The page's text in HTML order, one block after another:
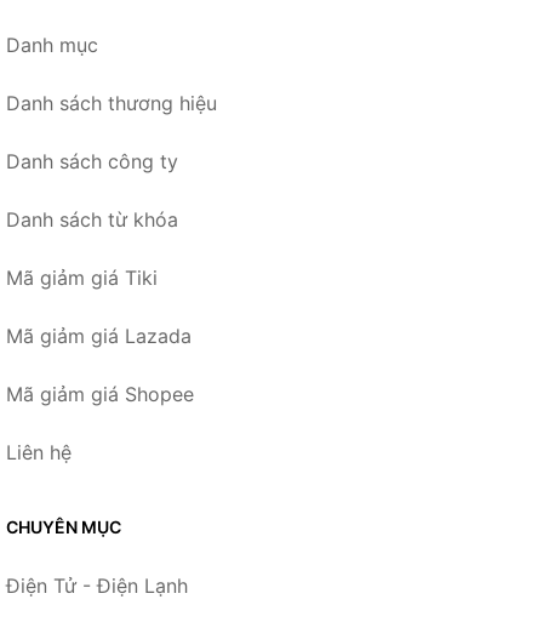
Danh mục
Danh sách thương hiệu
Danh sách công ty
Danh sách từ khóa
Mã giảm giá Tiki
Mã giảm giá Lazada
Mã giảm giá Shopee
Liên hệ
CHUYÊN MỤC
Điện Tử - Điện Lạnh